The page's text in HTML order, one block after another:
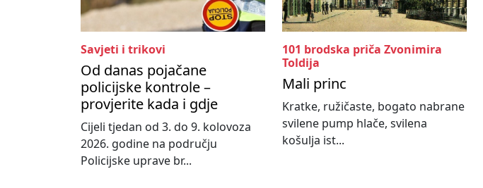
Savjeti i trikovi
Od danas pojačane
policijske kontrole –
provjerite kada i gdje
Cijeli tjedan od 3. do 9. kolovoza
2026. godine na području
Policijske uprave br...
101 brodska priča Zvonimira
Toldija
Mali princ
Kratke, ružičaste, bogato nabrane
svilene pump hlače, svilena
košulja ist...